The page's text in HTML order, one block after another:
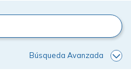
Búsqueda Avanzada